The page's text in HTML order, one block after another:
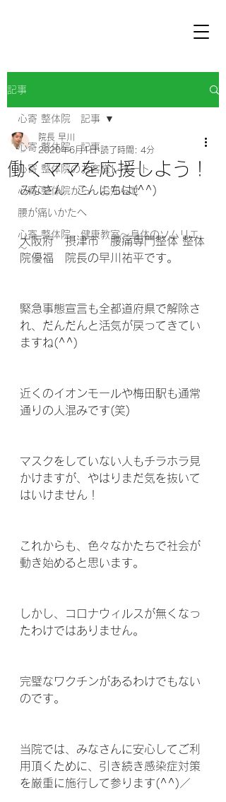
記事
心寄 整体院 記事
心寄 整体院のお客様レポート
心寄 整体院から お知らせ
腰が痛いかたへ
心寄 整体院 健康教室～身体のソムリエ
～
心寄 整体院 記事
働くママを応援しよう！
院長 早川
2020年6月1日 読了時間: 4分
みなさん　こんにちは(^^)
大阪府　摂津市　腰痛専門整体 整体
院優福　院長の早川祐平です。
緊急事態宣言も全都道府県で解除さ
れ、だんだんと活気が戻ってきてい
ますね(^^)
近くのイオンモールや梅田駅も通常
通りの人混みです(笑)
マスクをしていない人もチラホラ見
かけますが、やはりまだ気を抜いて
はいけません！
これからも、色々なかたちで社会が
動き始めると思います。
しかし、コロナウィルスが無くなっ
たわけではありません。
完璧なワクチンがあるわけでもない
のです。
当院では、みなさんに安心してご利
用頂くために、引き続き感染症対策
を厳重に施行して参ります(^^)／